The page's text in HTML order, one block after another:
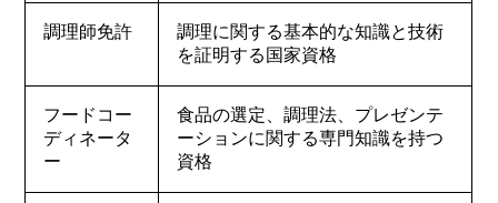
調理師免許
調理に関する基本的な知識と技術
を証明する国家資格
フードコー
ディネータ
ー
食品の選定、調理法、プレゼンテ
ーションに関する専門知識を持つ
資格